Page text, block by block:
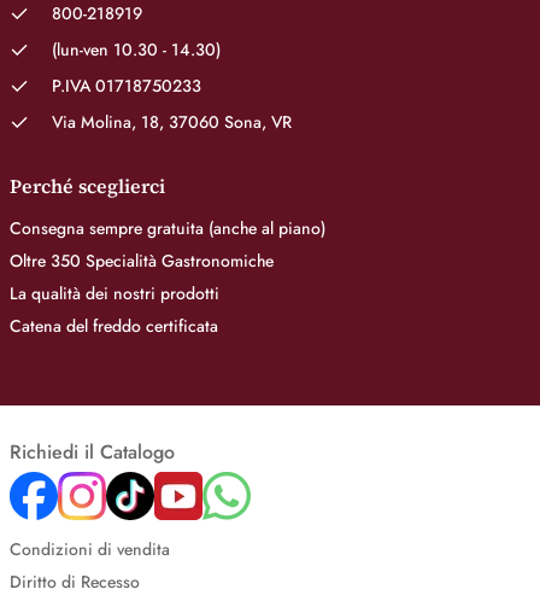
800-218919
(lun-ven 10.30 - 14.30)
P.IVA 01718750233
Via Molina, 18, 37060 Sona, VR
Perché sceglierci
Consegna sempre gratuita (anche al piano)
Oltre 350 Specialità Gastronomiche
La qualità dei nostri prodotti
Catena del freddo certificata
Richiedi il Catalogo
Condizioni di vendita
Diritto di Recesso